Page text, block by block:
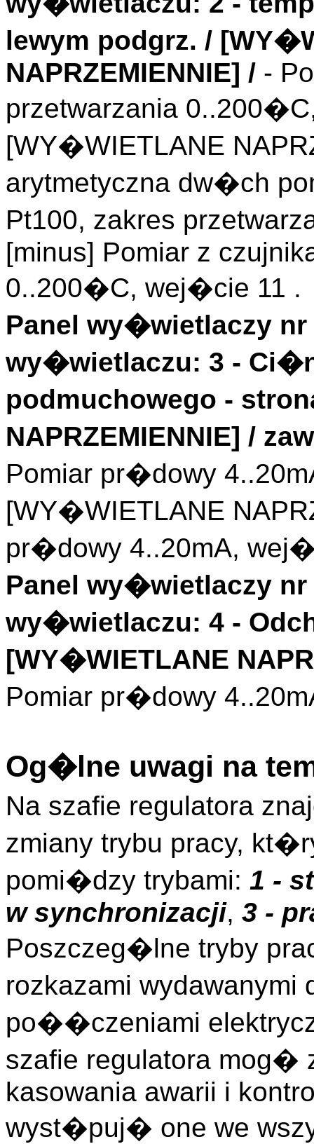
lewym podgrz. /
NAPRZEMIENNIE] / -
przetwarzania
[WY�WIETLANE
arytmetyczna dw�ch
Pt100, zakres
[minus] Pomiar z
0..200�C, wej�cie 11 .
Panel wy�wietlaczy nr
wy�wietlaczu: 3 -
podmuchowego -
NAPRZEMIENNIE] /
Pomiar pr�dowy
[WY�WIETLANE
pr�dowy 4..20mA,
Panel wy�wietlaczy nr
wy�wietlaczu: 4 -
[WY�WIETLANE
Pomiar pr�dowy
Og�lne uwagi na
Na szafie regulatora
zmiany trybu pracy,
pomi�dzy trybami: 1 -
w synchronizacji, 3 -
Poszczeg�lne tryby
rozkazami
po��czeniami
szafie regulatora
kasowania awarii i
wyst�puj� one we